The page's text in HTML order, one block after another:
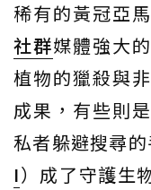
稀有的黃冠亞
社群媒體強大
植物的獵殺與
成果，有些則
私者躲避搜尋
I）成了守護生